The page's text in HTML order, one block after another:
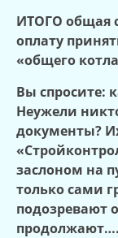
ИТОГО общая
оплату
«общего
Вы спросите:
Неужели
документы?
заслоном на
только сами
подозревают
продолжают….